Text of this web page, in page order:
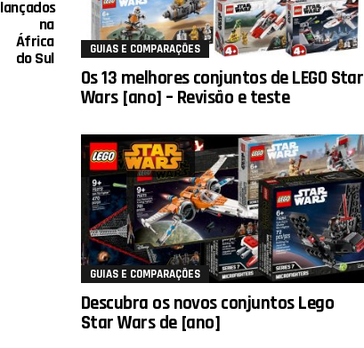
lançados
na
África
do Sul
GUIAS E COMPARAÇÕES
Os 13 melhores conjuntos de LEGO Star
Wars [ano] – Revisão e teste
GUIAS E COMPARAÇÕES
Descubra os novos conjuntos Lego
Star Wars de [ano]